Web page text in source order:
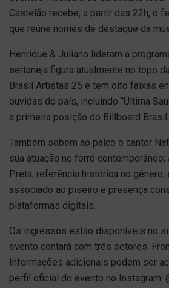
Castelão recebe, a partir das 22h, o
que reúne nomes de destaque da
Henrique & Juliano lideram a
sertaneja figura atualmente no topo
Brasil Artistas 25 e tem oito faixas
ouvidas do país, incluindo “Última
a primeira posição do Billboard Brasil
Também sobem ao palco o cantor
sua atuação no forró contemporâneo;
Preta, referência histórica no gênero;
associado ao piseiro e presença
plataformas digitais.
Os ingressos estão disponíveis no
evento contará com três setores:
Informações adicionais podem ser
perfil oficial do evento no Instagram: